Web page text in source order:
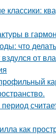
классики:
в
что
от
как